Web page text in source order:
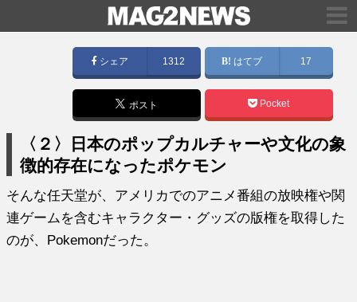
シェア 1312 はてブ 17
ポスト Pocket
〈２〉日本のポップカルチャーや文化の象
徴的存在になったポケモン
そんな任天堂が、アメリカでのアニメ番組の放映権や関
連ゲームを含むキャラクター・グッズの版権を取得した
のが、Pokemonだった。